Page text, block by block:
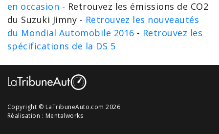
en occasion - Retrouvez les émissions de CO2
du Suzuki Jimny - Retrouvez les nouveautés
du Mondial Automobile 2016 - Retrouvez les
spécifications de la DS 5
Copyright © LaTribuneAuto.com 2026
Réalisation : Mentalworks